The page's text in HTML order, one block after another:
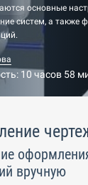
основные
систем, а также
10 часов 58
вручную